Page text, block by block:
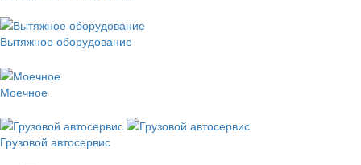
Вытяжное оборудование
Моечное
Грузовой автосервис